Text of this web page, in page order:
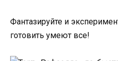
Фантазируйте и
готовить умеют все!